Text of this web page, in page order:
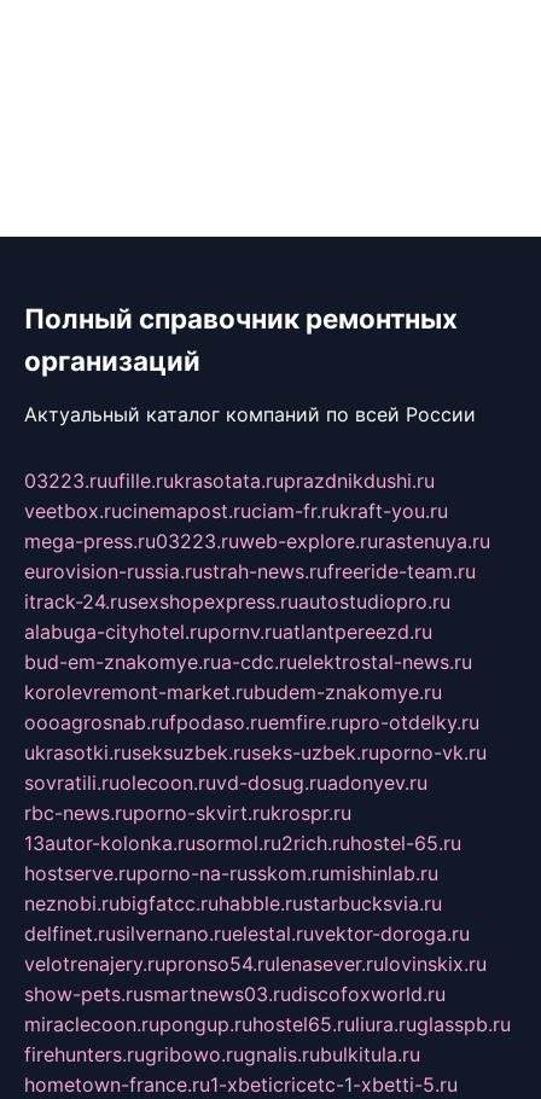
Полный справочник ремонтных
организаций
Актуальный каталог компаний по всей России
03223.ruufille.rukrasotata.ruprazdnikdushi.ru
veetbox.rucinemapost.ruciam-fr.rukraft-you.ru
mega-press.ru03223.ruweb-explore.rurastenuya.ru
eurovision-russia.rustrah-news.rufreeride-team.ru
itrack-24.rusexshopexpress.ruautostudiopro.ru
alabuga-cityhotel.rupornv.ruatlantpereezd.ru
bud-em-znakomye.rua-cdc.ruelektrostal-news.ru
korolevremont-market.rubudem-znakomye.ru
oooagrosnab.rufpodaso.ruemfire.rupro-otdelky.ru
ukrasotki.ruseksuzbek.ruseks-uzbek.ruporno-vk.ru
sovratili.ruolecoon.ruvd-dosug.ruadonyev.ru
rbc-news.ruporno-skvirt.rukrospr.ru
13autor-kolonka.rusormol.ru2rich.ruhostel-65.ru
hostserve.ruporno-na-russkom.rumishinlab.ru
neznobi.rubigfatcc.ruhabble.rustarbucksvia.ru
delfinet.rusilvernano.ruelestal.ruvektor-doroga.ru
velotrenajery.rupronso54.rulenasever.rulovinskix.ru
show-pets.rusmartnews03.rudiscofoxworld.ru
miraclecoon.rupongup.ruhostel65.ruliura.ruglasspb.ru
firehunters.rugribowo.rugnalis.rubulkitula.ru
hometown-france.ru1-xbeticricetc-1-xbetti-5.ru